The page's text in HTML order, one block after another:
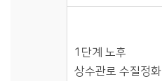
1단계 노후
상수관로 수질정화